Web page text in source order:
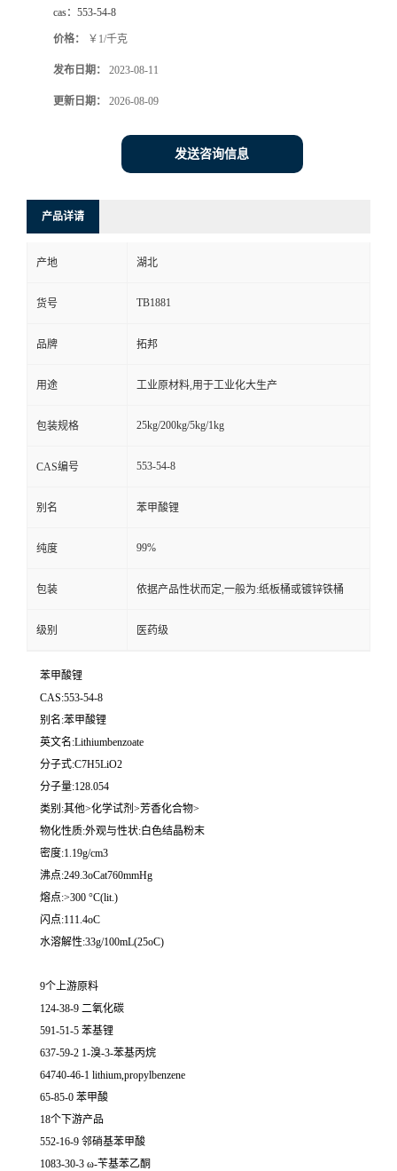
cas： 553-54-8
价格： ￥1/千克
发布日期： 2023-08-11
更新日期： 2026-08-09
发送咨询信息
产品详请
产地 湖北
货号 TB1881
品牌 拓邦
用途 工业原材料,用于工业化大生产
包装规格 25kg/200kg/5kg/1kg
CAS编号 553-54-8
别名 苯甲酸锂
纯度 99%
包装 依据产品性状而定,一般为:纸板桶或镀锌铁桶
级别 医药级
苯甲酸锂
CAS:553-54-8
别名:苯甲酸锂
英文名:Lithiumbenzoate
分子式:C7H5LiO2
分子量:128.054
类别:其他>化学试剂>芳香化合物>
物化性质:外观与性状:白色结晶粉末
密度:1.19g/cm3
沸点:249.3oCat760mmHg
熔点:>300 °C(lit.)
闪点:111.4oC
水溶解性:33g/100mL(25oC)
9个上游原料
124-38-9 二氧化碳
591-51-5 苯基锂
637-59-2 1-溴-3-苯基丙烷
64740-46-1 lithium,propylbenzene
65-85-0 苯甲酸
18个下游产品
552-16-9 邻硝基苯甲酸
1083-30-3 ω-苄基苯乙酮